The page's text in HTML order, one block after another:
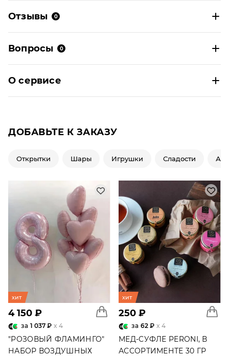
Отзывы 0
Вопросы 0
О сервисе
ДОБАВЬТЕ К ЗАКАЗУ
Открытки Шары Игрушки Сладости
хит
4 150 ₽
за 1 037 ₽ x 4
"РОЗОВЫЙ ФЛАМИНГО"
НАБОР ВОЗДУШНЫХ
хит
250 ₽
за 62 ₽ x 4
МЕД-СУФЛЕ PERONI, В
АССОРТИМЕНТЕ 30 ГР